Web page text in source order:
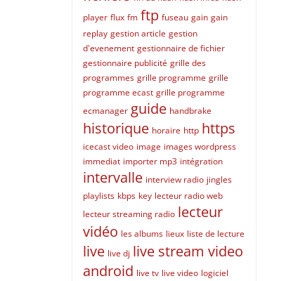
player flux fm ftp fuseau gain gain
replay gestion article gestion
d'evenement gestionnaire de fichier
gestionnaire publicité grille des
programmes grille programme grille
programme ecast grille programme
ecmanager guide handbrake
historique horaire http https
icecast video image images wordpress
immediat importer mp3 intégration
intervalle interview radio jingles
playlists kbps key lecteur radio web
lecteur streaming radio lecteur
vidéo les albums lieux liste de lecture
live live dj live stream video
android live tv live video logiciel